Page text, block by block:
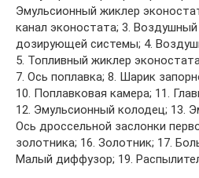
Эмульсионный жиклер
канал эконостата; 3.
дозирующей системы; 4.
5. Топливный жиклер
7. Ось поплавка; 8. Шарик
10. Поплавковая камера; 11.
12. Эмульсионный колодец; 13.
Ось дроссельной заслонки
золотника; 16. Золотник; 17.
Малый диффузор; 19.